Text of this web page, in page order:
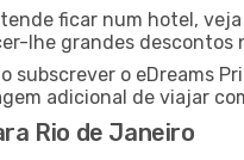
ficar num hotel, veja
lhe grandes descontos
subscrever o eDreams
adicional de viajar
Rio de Janeiro